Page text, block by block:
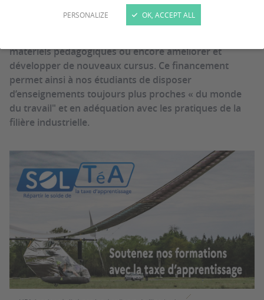
PERSONALIZE OK, ACCEPT ALL
d’apprentissage. Grâce à ce financement evering peut
matériels pédagogiques ou encore améliorer et
développer de nouveaux cursus. Ce financement
permet ainsi à nos étudiants de disposer
d’enseignements toujours plus proches « du monde
du travail" et en adéquation avec les pratiques de la
filière industrielle.